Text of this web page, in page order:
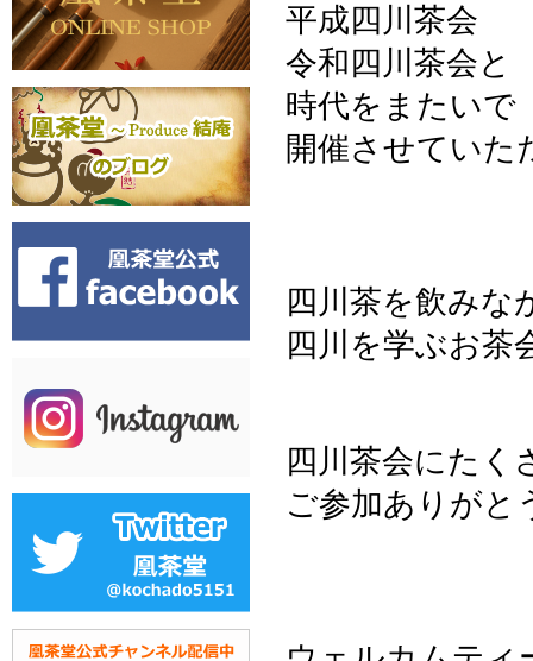
平成四川茶会
令和四川茶会と
時代をまたいで
開催させていた
四川茶を飲みな
四川を学ぶお茶
四川茶会にたく
ご参加ありがと